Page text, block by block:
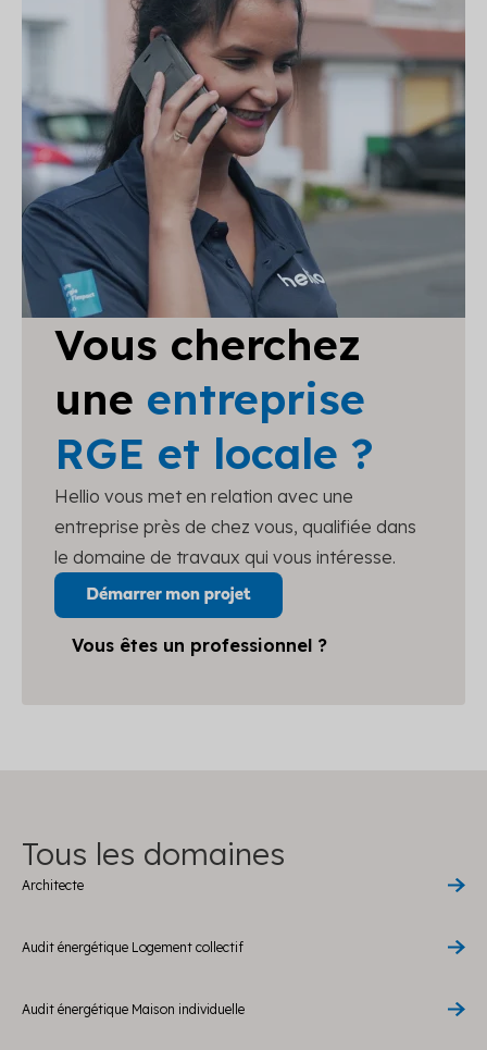
Vous cherchez
une entreprise
RGE et locale ?
Hellio vous met en relation avec une
entreprise près de chez vous, qualifiée dans
le domaine de travaux qui vous intéresse.
Vous êtes un professionnel ?
Tous les domaines
Architecte
Audit énergétique Logement collectif
Audit énergétique Maison individuelle